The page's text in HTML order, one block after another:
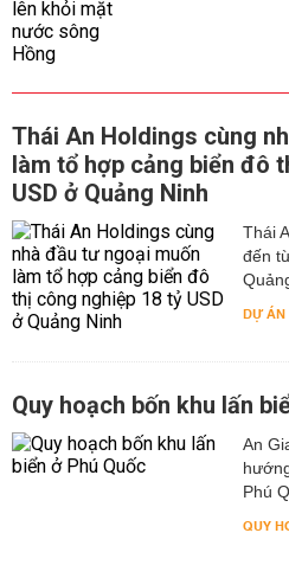
Thái An Holdings cùng
làm tổ hợp cảng biển đô
USD ở Quảng Ninh
Thái
đến
DỰ ÁN
Quy hoạch bốn khu lấn
An
Phú
QUY